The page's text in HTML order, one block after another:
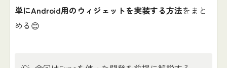
単にAndroid用のウィジェットを実装する方法をまと
める😊